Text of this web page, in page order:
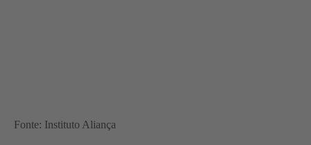
Fonte: Instituto Aliança